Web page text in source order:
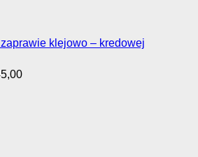
klejowo – kredowej
Zakres